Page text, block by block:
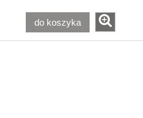
do koszyka